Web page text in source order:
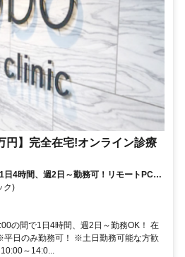
円】完全在宅!オンライン診療
4時間、週2日～勤務可！リモートPC・
ク)
の間で1日4時間、週2日～勤務OK！ 在
日のみ勤務可！ ※土日勤務可能な方歓
～14:0...